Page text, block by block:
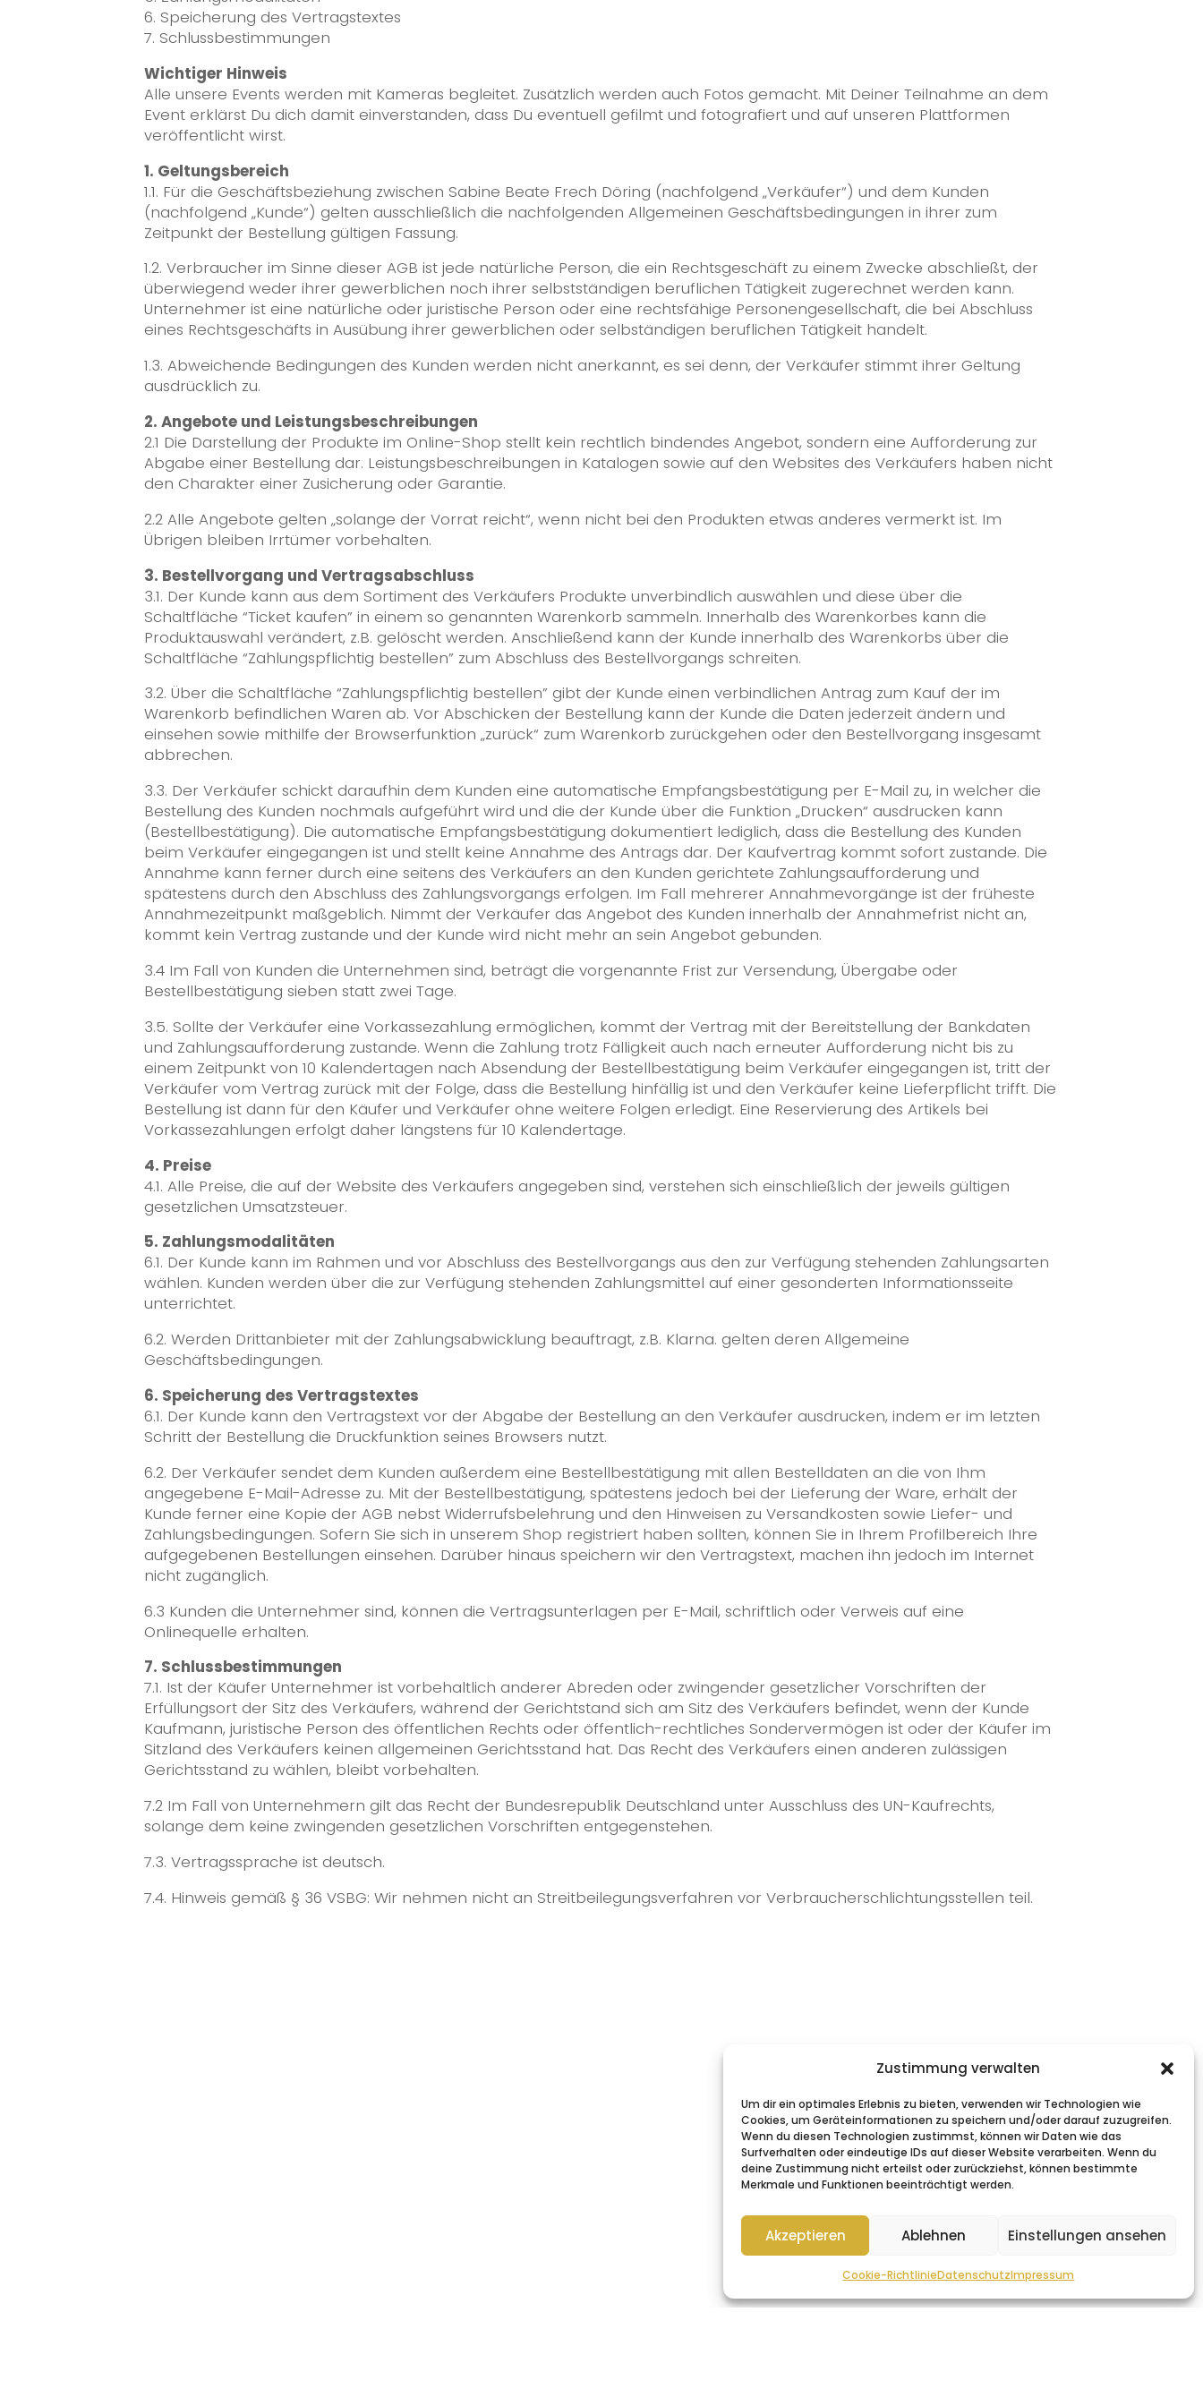
Zustimmung verwalten
Um dir ein optimales Erlebnis zu bieten, verwenden wir Technologien wie
Cookies, um Geräteinformationen zu speichern und/oder darauf zuzugreifen.
Wenn du diesen Technologien zustimmst, können wir Daten wie das
Surfverhalten oder eindeutige IDs auf dieser Website verarbeiten. Wenn du
deine Zustimmung nicht erteilst oder zurückziehst, können bestimmte
Merkmale und Funktionen beeinträchtigt werden.
Akzeptieren Ablehnen Einstellungen ansehen
Cookie-RichtlinieDatenschutzImpressum
6. Speicherung des Vertragstextes
7. Schlussbestimmungen
Wichtiger Hinweis
Alle unsere Events werden mit Kameras begleitet. Zusätzlich werden auch Fotos gemacht. Mit Deiner Teilnahme an dem
Event erklärst Du dich damit einverstanden, dass Du eventuell gefilmt und fotografiert und auf unseren Plattformen
veröffentlicht wirst.
1. Geltungsbereich
1.1. Für die Geschäftsbeziehung zwischen Sabine Beate Frech Döring (nachfolgend „Verkäufer“) und dem Kunden
(nachfolgend „Kunde“) gelten ausschließlich die nachfolgenden Allgemeinen Geschäftsbedingungen in ihrer zum
Zeitpunkt der Bestellung gültigen Fassung.
1.2. Verbraucher im Sinne dieser AGB ist jede natürliche Person, die ein Rechtsgeschäft zu einem Zwecke abschließt, der
überwiegend weder ihrer gewerblichen noch ihrer selbstständigen beruflichen Tätigkeit zugerechnet werden kann.
Unternehmer ist eine natürliche oder juristische Person oder eine rechtsfähige Personengesellschaft, die bei Abschluss
eines Rechtsgeschäfts in Ausübung ihrer gewerblichen oder selbständigen beruflichen Tätigkeit handelt.
1.3. Abweichende Bedingungen des Kunden werden nicht anerkannt, es sei denn, der Verkäufer stimmt ihrer Geltung
ausdrücklich zu.
2. Angebote und Leistungsbeschreibungen
2.1 Die Darstellung der Produkte im Online-Shop stellt kein rechtlich bindendes Angebot, sondern eine Aufforderung zur
Abgabe einer Bestellung dar. Leistungsbeschreibungen in Katalogen sowie auf den Websites des Verkäufers haben nicht
den Charakter einer Zusicherung oder Garantie.
2.2 Alle Angebote gelten „solange der Vorrat reicht“, wenn nicht bei den Produkten etwas anderes vermerkt ist. Im
Übrigen bleiben Irrtümer vorbehalten.
3. Bestellvorgang und Vertragsabschluss
3.1. Der Kunde kann aus dem Sortiment des Verkäufers Produkte unverbindlich auswählen und diese über die
Schaltfläche “Ticket kaufen” in einem so genannten Warenkorb sammeln. Innerhalb des Warenkorbes kann die
Produktauswahl verändert, z.B. gelöscht werden. Anschließend kann der Kunde innerhalb des Warenkorbs über die
Schaltfläche “Zahlungspflichtig bestellen” zum Abschluss des Bestellvorgangs schreiten.
3.2. Über die Schaltfläche “Zahlungspflichtig bestellen” gibt der Kunde einen verbindlichen Antrag zum Kauf der im
Warenkorb befindlichen Waren ab. Vor Abschicken der Bestellung kann der Kunde die Daten jederzeit ändern und
einsehen sowie mithilfe der Browserfunktion „zurück“ zum Warenkorb zurückgehen oder den Bestellvorgang insgesamt
abbrechen.
3.3. Der Verkäufer schickt daraufhin dem Kunden eine automatische Empfangsbestätigung per E-Mail zu, in welcher die
Bestellung des Kunden nochmals aufgeführt wird und die der Kunde über die Funktion „Drucken“ ausdrucken kann
(Bestellbestätigung). Die automatische Empfangsbestätigung dokumentiert lediglich, dass die Bestellung des Kunden
beim Verkäufer eingegangen ist und stellt keine Annahme des Antrags dar. Der Kaufvertrag kommt sofort zustande. Die
Annahme kann ferner durch eine seitens des Verkäufers an den Kunden gerichtete Zahlungsaufforderung und
spätestens durch den Abschluss des Zahlungsvorgangs erfolgen. Im Fall mehrerer Annahmevorgänge ist der früheste
Annahmezeitpunkt maßgeblich. Nimmt der Verkäufer das Angebot des Kunden innerhalb der Annahmefrist nicht an,
kommt kein Vertrag zustande und der Kunde wird nicht mehr an sein Angebot gebunden.
3.4 Im Fall von Kunden die Unternehmen sind, beträgt die vorgenannte Frist zur Versendung, Übergabe oder
Bestellbestätigung sieben statt zwei Tage.
3.5. Sollte der Verkäufer eine Vorkassezahlung ermöglichen, kommt der Vertrag mit der Bereitstellung der Bankdaten
und Zahlungsaufforderung zustande. Wenn die Zahlung trotz Fälligkeit auch nach erneuter Aufforderung nicht bis zu
einem Zeitpunkt von 10 Kalendertagen nach Absendung der Bestellbestätigung beim Verkäufer eingegangen ist, tritt der
Verkäufer vom Vertrag zurück mit der Folge, dass die Bestellung hinfällig ist und den Verkäufer keine Lieferpflicht trifft. Die
Bestellung ist dann für den Käufer und Verkäufer ohne weitere Folgen erledigt. Eine Reservierung des Artikels bei
Vorkassezahlungen erfolgt daher längstens für 10 Kalendertage.
4. Preise
4.1. Alle Preise, die auf der Website des Verkäufers angegeben sind, verstehen sich einschließlich der jeweils gültigen
gesetzlichen Umsatzsteuer.
5. Zahlungsmodalitäten
6.1. Der Kunde kann im Rahmen und vor Abschluss des Bestellvorgangs aus den zur Verfügung stehenden Zahlungsarten
wählen. Kunden werden über die zur Verfügung stehenden Zahlungsmittel auf einer gesonderten Informationsseite
unterrichtet.
6.2. Werden Drittanbieter mit der Zahlungsabwicklung beauftragt, z.B. Klarna. gelten deren Allgemeine
Geschäftsbedingungen.
6. Speicherung des Vertragstextes
6.1. Der Kunde kann den Vertragstext vor der Abgabe der Bestellung an den Verkäufer ausdrucken, indem er im letzten
Schritt der Bestellung die Druckfunktion seines Browsers nutzt.
6.2. Der Verkäufer sendet dem Kunden außerdem eine Bestellbestätigung mit allen Bestelldaten an die von Ihm
angegebene E-Mail-Adresse zu. Mit der Bestellbestätigung, spätestens jedoch bei der Lieferung der Ware, erhält der
Kunde ferner eine Kopie der AGB nebst Widerrufsbelehrung und den Hinweisen zu Versandkosten sowie Liefer- und
Zahlungsbedingungen. Sofern Sie sich in unserem Shop registriert haben sollten, können Sie in Ihrem Profilbereich Ihre
aufgegebenen Bestellungen einsehen. Darüber hinaus speichern wir den Vertragstext, machen ihn jedoch im Internet
nicht zugänglich.
6.3 Kunden die Unternehmer sind, können die Vertragsunterlagen per E-Mail, schriftlich oder Verweis auf eine
Onlinequelle erhalten.
7. Schlussbestimmungen
7.1. Ist der Käufer Unternehmer ist vorbehaltlich anderer Abreden oder zwingender gesetzlicher Vorschriften der
Erfüllungsort der Sitz des Verkäufers, während der Gerichtstand sich am Sitz des Verkäufers befindet, wenn der Kunde
Kaufmann, juristische Person des öffentlichen Rechts oder öffentlich-rechtliches Sondervermögen ist oder der Käufer im
Sitzland des Verkäufers keinen allgemeinen Gerichtsstand hat. Das Recht des Verkäufers einen anderen zulässigen
Gerichtsstand zu wählen, bleibt vorbehalten.
7.2 Im Fall von Unternehmern gilt das Recht der Bundesrepublik Deutschland unter Ausschluss des UN-Kaufrechts,
solange dem keine zwingenden gesetzlichen Vorschriften entgegenstehen.
7.3. Vertragssprache ist deutsch.
7.4. Hinweis gemäß § 36 VSBG: Wir nehmen nicht an Streitbeilegungsverfahren vor Verbraucherschlichtungsstellen teil.